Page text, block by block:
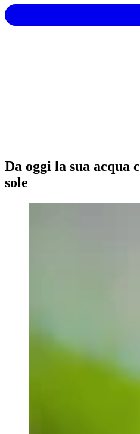
Da oggi la sua acqua
sole